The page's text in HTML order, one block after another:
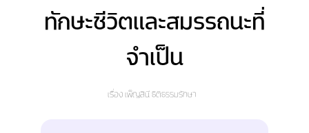
ทักษะชีวิตและสมรรถนะที่
จำเป็น
เรื่อง เพ็ญสินี ธิติธรรมรักษา